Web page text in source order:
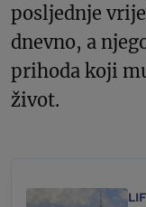
posljednje
dnevno, a
prihoda koji
život.